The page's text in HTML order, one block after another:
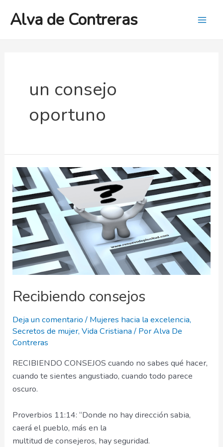
Alva de Contreras
un consejo
oportuno
Recibiendo consejos
Deja un comentario / Mujeres hacia la excelencia,
Secretos de mujer,Vida Cristiana/ PorAlva De
Contreras
RECIBIENDO CONSEJOS cuando no sabes qué hacer,
cuando te sientes angustiado, cuando todo parece
oscuro.
Proverbios 11:14: “Donde no hay dirección sabia,
caerá el pueblo, más en la
multitud de consejeros, hay seguridad.